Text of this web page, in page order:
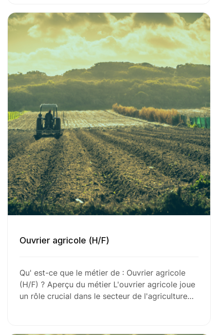
Ouvrier agricole (H/F)
Qu' est-ce que le métier de : Ouvrier agricole
(H/F) ? Aperçu du métier L'ouvrier agricole joue
un rôle crucial dans le secteur de l'agriculture…